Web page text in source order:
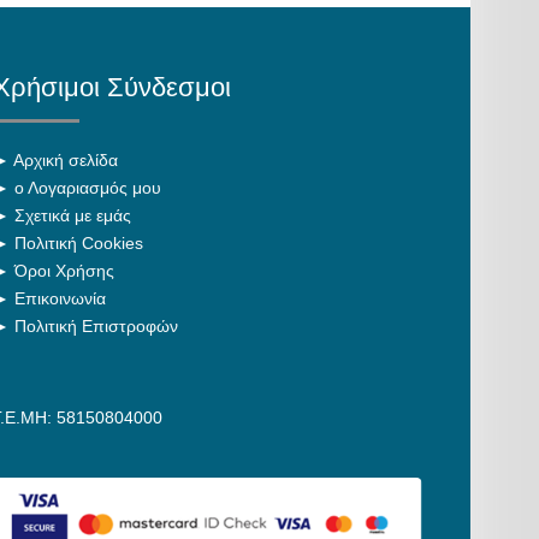
Σύνδεσμοι
Αρχική σελίδα
ο Λογαριασμός μου
Σχετικά με εμάς
Πολιτική Cookies
Όροι Χρήσης
Επικοινωνία
Πολιτική Επιστροφών
58150804000